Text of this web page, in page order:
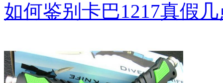
如何鉴别卡巴1217真假